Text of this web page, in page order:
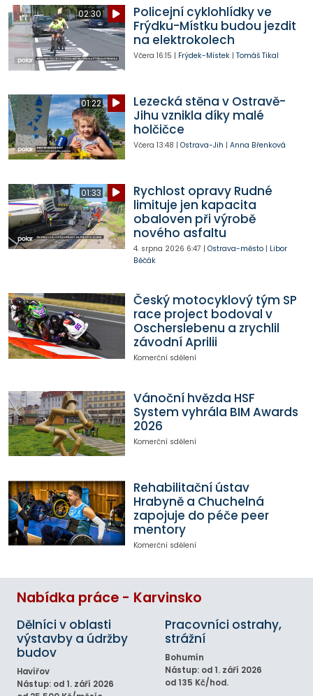
02:30
Policejní cyklohlídky ve
Frýdku-Místku budou jezdit
na elektrokolech
Včera 16:15 | Frýdek-Místek| Tomáš Tikal
01:22
Lezecká stěna v Ostravě-
Jihu vznikla díky malé
holčičce
Včera 13:48 | Ostrava-Jih | Anna Břenková
01:33
Rychlost opravy Rudné
limituje jen kapacita
obaloven při výrobě
nového asfaltu
4. srpna 2026 6:47 | Ostrava-město| Libor
Běčák
Český motocyklový tým SP
race project bodoval v
Oscherslebenu a zrychlil
závodní Aprilii
Komerční sdělení
Vánoční hvězda HSF
System vyhrála BIM Awards
2026
Komerční sdělení
Rehabilitační ústav
Hrabyně a Chuchelná
zapojuje do péče peer
mentory
Komerční sdělení
Nabídka práce - Karvinsko
Dělníci v oblasti
výstavby a údržby
budov
Havířov
Nástup: od 1. září 2026
Pracovníci ostrahy,
strážní
Bohumín
Nástup: od 1. září 2026
od 135 Kč/hod.